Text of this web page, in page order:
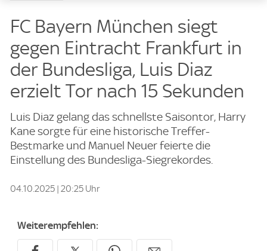
FC Bayern München siegt
gegen Eintracht Frankfurt in
der Bundesliga, Luis Diaz
erzielt Tor nach 15 Sekunden
Luis Diaz gelang das schnellste Saisontor, Harry
Kane sorgte für eine historische Treffer-
Bestmarke und Manuel Neuer feierte die
Einstellung des Bundesliga-Siegrekordes.
04.10.2025 | 20:25 Uhr
Weiterempfehlen: